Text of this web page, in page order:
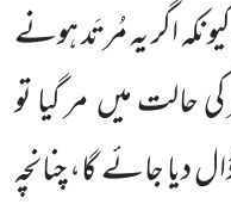
اگر یہ مُرتَد ہونے
کی حالت میںمر گیا تو
دیا جائے گا، چنانچہ